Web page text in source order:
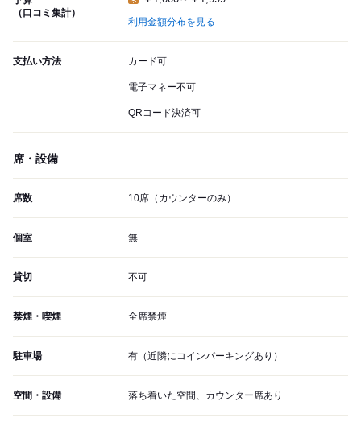
（口コミ集計）
利用金額分布を見る
支払い方法 カード可
電子マネー不可
QRコード決済可
席・設備
席数 10席（カウンターのみ）
個室 無
貸切 不可
禁煙・喫煙 全席禁煙
駐車場 有（近隣にコインパーキングあり）
空間・設備 落ち着いた空間、カウンター席あり